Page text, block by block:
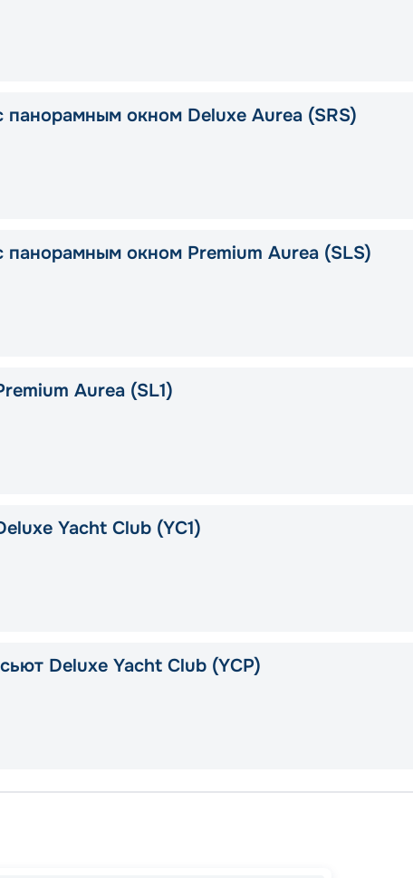
панорамным окном Deluxe Aurea (SRS)
панорамным окном Premium Aurea (SLS)
Aurea (SL1)
Yacht Club (YC1)
Deluxe Yacht Club (YCP)